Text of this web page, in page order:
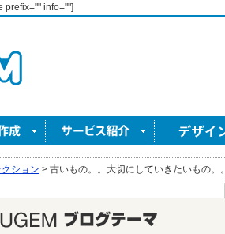
prefix="" info=""]
ション > 古いもの。。大切にしていきたいもの。。